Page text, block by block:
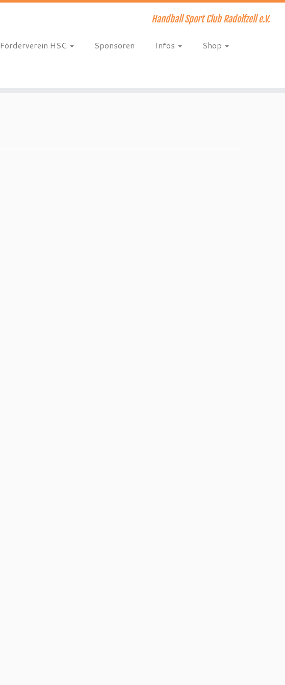
Handball Sport Club Radolfzell e.V.
Förderverein HSC Sponsoren Infos
Shop